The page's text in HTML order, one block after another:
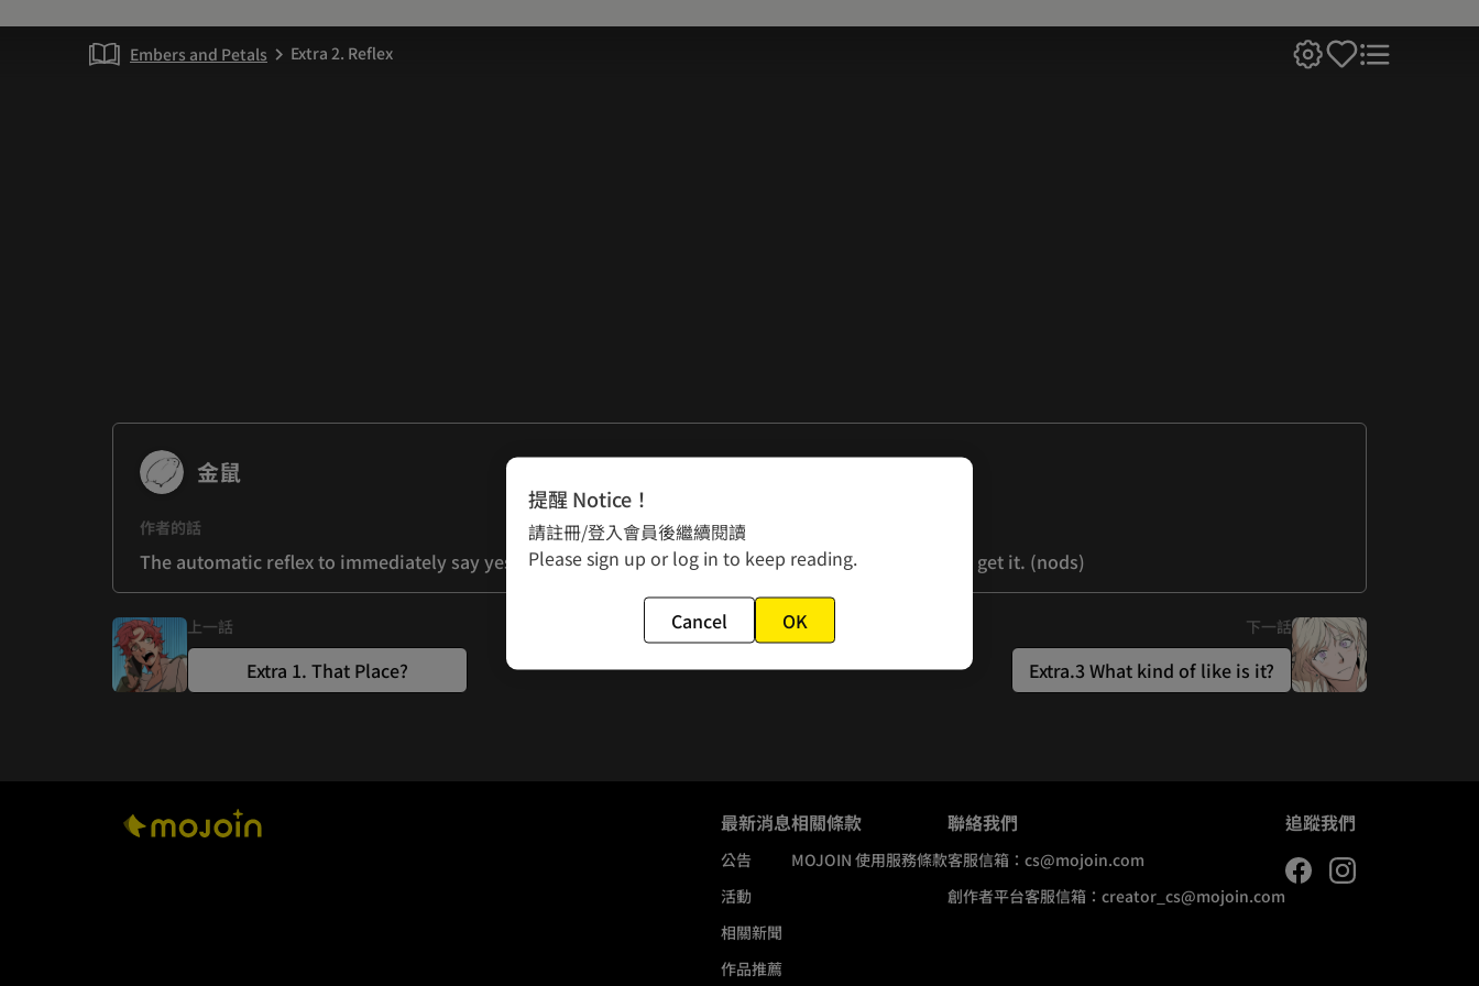
Embers and Petals chevron_right Extra 2. Reflex
金鼠
作者的話
The automatic reflex to immediately say yes when a beautiful woman asks for something - I totally get it. (nods)
上一話
Extra 1. That Place?
下一話
Extra.3 What kind of like is it?
最新消息
公告
活動
相關新聞
作品推薦
相關條款
MOJOIN 使用服務條款
聯絡我們
客服信箱： cs@mojoin.com
創作者平台客服信箱： creator_cs@mojoin.com
追蹤我們
提醒 Notice！
請註冊/登入會員後繼續閱讀
Please sign up or log in to keep reading.
Cancel OK